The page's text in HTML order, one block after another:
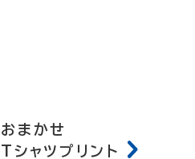
おまかせ
Tシャツプリント